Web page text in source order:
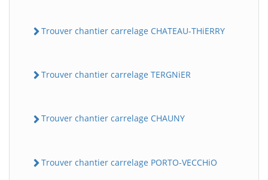
Trouver chantier carrelage CHATEAU-THiERRY
Trouver chantier carrelage TERGNiER
Trouver chantier carrelage CHAUNY
Trouver chantier carrelage PORTO-VECCHiO